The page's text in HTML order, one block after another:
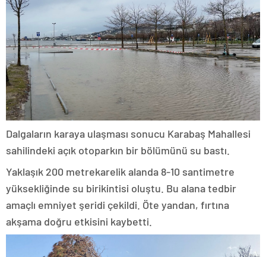
Dalgaların karaya ulaşması sonucu Karabaş Mahallesi
sahilindeki açık otoparkın bir bölümünü su bastı.
Yaklaşık 200 metrekarelik alanda 8-10 santimetre
yüksekliğinde su birikintisi oluştu. Bu alana tedbir
amaçlı emniyet şeridi çekildi. Öte yandan, fırtına
akşama doğru etkisini kaybetti.